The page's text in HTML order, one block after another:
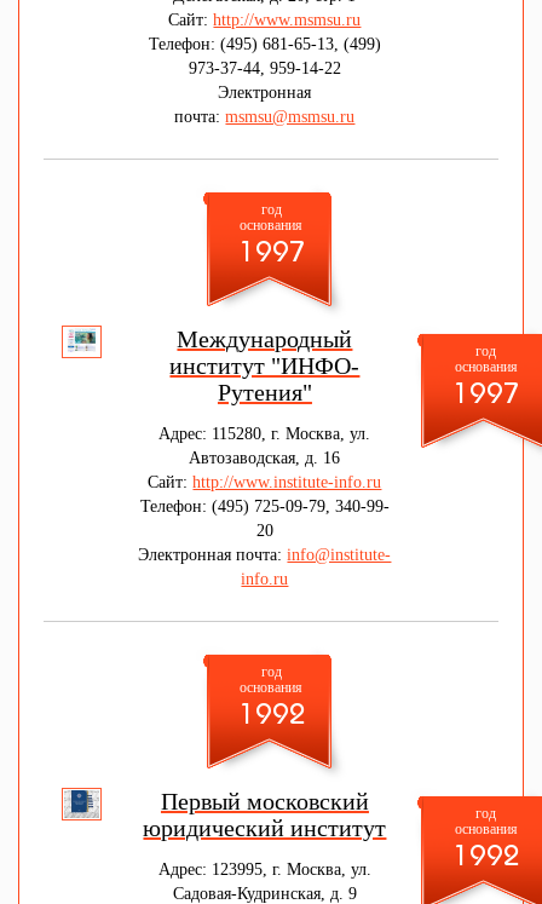
Евдокимова
Сайт:http://www.msmsu.ru
Телефон: (495) 681-65-13, (499)
973-37-44, 959-14-22
Электронная
почта:msmsu@msmsu.ru
год
основания
1997
Международный
институт "ИНФО-
Рутения"
Адрес: 115280, г. Москва, ул.
Автозаводская, д. 16
Сайт:http://www.institute-info.ru
Телефон: (495) 725-09-79, 340-99-
20
Электронная почта:info@institute-
info.ru
год
основания
1997
год
основания
1992
Первый московский
юридический институт
Адрес: 123995, г. Москва, ул.
Садовая-Кудринская, д. 9
год
основания
1992